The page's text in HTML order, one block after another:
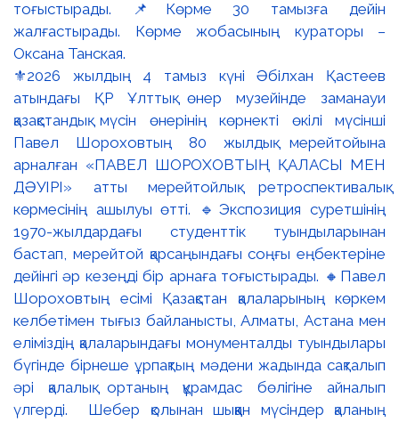
⚜️2026 жылдың 4 тамыз күні Әбілхан Қастеев
атындағы ҚР Ұлттық өнер музейінде заманауи
қазақстандық мүсін өнерінің көрнекті өкілі мүсінші
Павел Шороховтың 80 жылдық мерейтойына
арналған «ПАВЕЛ ШОРОХОВТЫҢ ҚАЛАСЫ МЕН
ДӘУІРІ» атты мерейтойлық ретроспективалық
көрмесінің ашылуы өтті. 🔹Экспозиция суретшінің
1970-жылдардағы студенттік туындыларынан
бастап, мерейтой қарсаңындағы соңғы еңбектеріне
дейінгі әр кезеңді бір арнаға тоғыстырады. 🔸Павел
Шороховтың есімі Қазақстан қалаларының көркем
келбетімен тығыз байланысты, Алматы, Астана мен
еліміздің қалаларындағы монументалды туындылары
бүгінде бірнеше ұрпақтың мәдени жадында сақталып
әрі қалалық ортаның құрамдас бөлігіне айналып
үлгерді. Шебер қолынан шыққан мүсіндер қаланың